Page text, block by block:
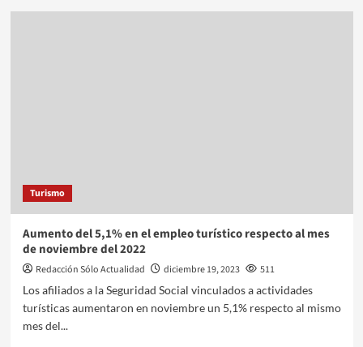
Turismo
Aumento del 5,1% en el empleo turístico respecto al mes
de noviembre del 2022
Redacción Sólo Actualidad diciembre 19, 2023
511
Los afiliados a la Seguridad Social vinculados a actividades
turísticas aumentaron en noviembre un 5,1% respecto al mismo
mes del...